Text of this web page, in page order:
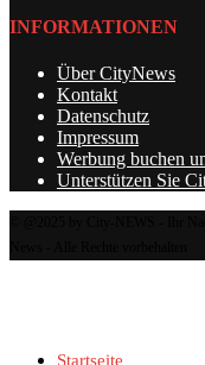
INFORMATIONEN
Über CityNews
Kontakt
Datenschutz
Impressum
Werbung buchen
Unterstützen Sie
Startseite